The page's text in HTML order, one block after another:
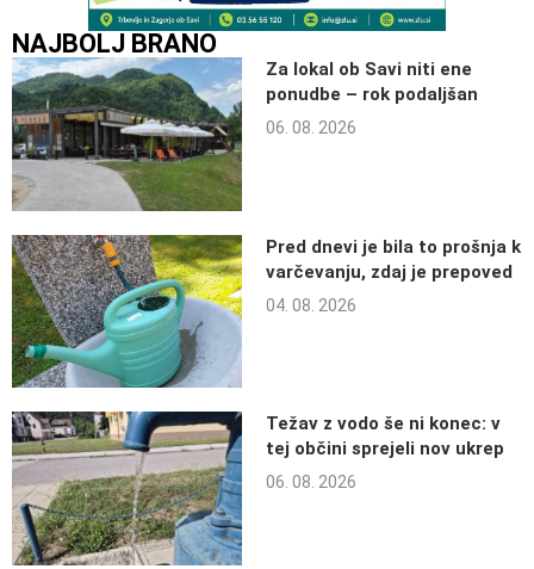
NAJBOLJ BRANO
Za lokal ob Savi niti ene
ponudbe – rok podaljšan
06. 08. 2026
Pred dnevi je bila to prošnja k
varčevanju, zdaj je prepoved
04. 08. 2026
Težav z vodo še ni konec: v
tej občini sprejeli nov ukrep
06. 08. 2026